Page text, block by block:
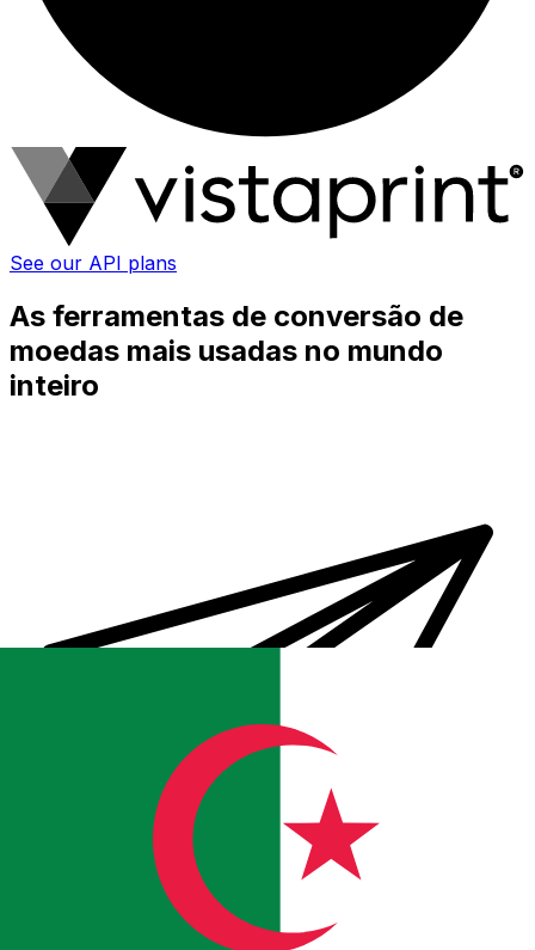
See our API plans
As ferramentas de conversão de
moedas mais usadas no mundo
inteiro